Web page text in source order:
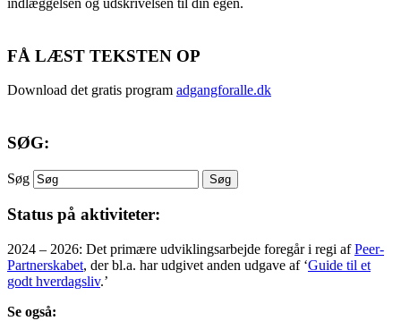
FÅ LÆST TEKSTEN OP
Download det gratis program adgangforalle.dk
SØG:
Søg
Status på aktiviteter:
2024 – 2026: Det primære udviklingsarbejde foregår i regi afPeer-
Partnerskabet, der bl.a. har udgivet anden udgave af ‘Guide til et
godt hverdagsliv.’
Se også: